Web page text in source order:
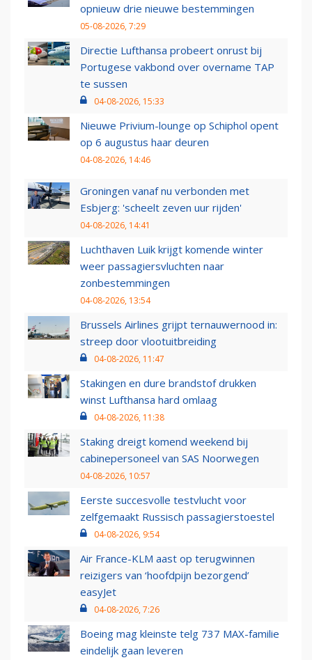
opnieuw drie nieuwe bestemmingen
05-08-2026, 7:29
Directie Lufthansa probeert onrust bij
Portugese vakbond over overname TAP
te sussen
04-08-2026, 15:33
Nieuwe Privium-lounge op Schiphol opent
op 6 augustus haar deuren
04-08-2026, 14:46
Groningen vanaf nu verbonden met
Esbjerg: 'scheelt zeven uur rijden'
04-08-2026, 14:41
Luchthaven Luik krijgt komende winter
weer passagiersvluchten naar
zonbestemmingen
04-08-2026, 13:54
Brussels Airlines grijpt ternauwernood in:
streep door vlootuitbreiding
04-08-2026, 11:47
Stakingen en dure brandstof drukken
winst Lufthansa hard omlaag
04-08-2026, 11:38
Staking dreigt komend weekend bij
cabinepersoneel van SAS Noorwegen
04-08-2026, 10:57
Eerste succesvolle testvlucht voor
zelfgemaakt Russisch passagierstoestel
04-08-2026, 9:54
Air France-KLM aast op terugwinnen
reizigers van ‘hoofdpijn bezorgend’
easyJet
04-08-2026, 7:26
Boeing mag kleinste telg 737 MAX-familie
eindelijk gaan leveren